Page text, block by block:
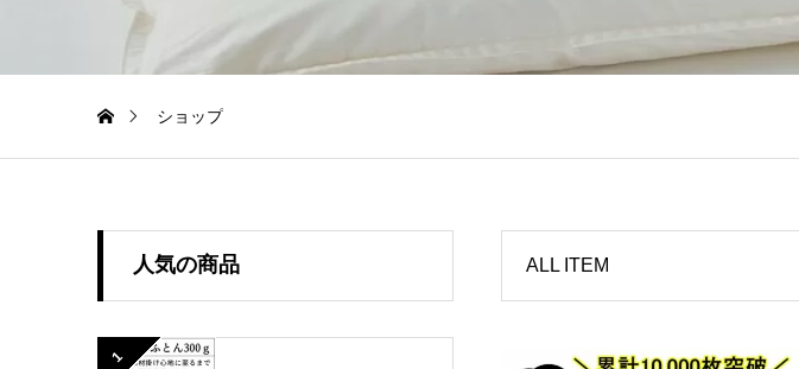
ショップ
ALL ITEM
人気の商品
1